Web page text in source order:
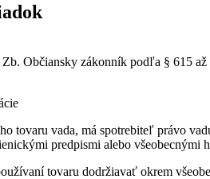
Občiansky zákonník podľa § 615 až
tovaru vada, má spotrebiteľ právo
predpismi alebo všeobecnými
tovaru dodržiavať okrem